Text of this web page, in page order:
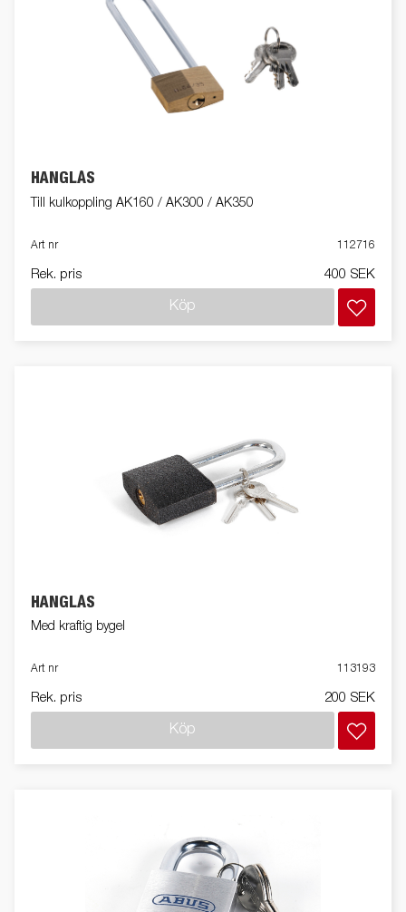
HÄNGLÅS
Till kulkoppling AK160 / AK300 / AK350
Art nr 112716
Rek. pris 400 SEK
Köp
HÄNGLÅS
Med kraftig bygel
Art nr 113193
Rek. pris 200 SEK
Köp